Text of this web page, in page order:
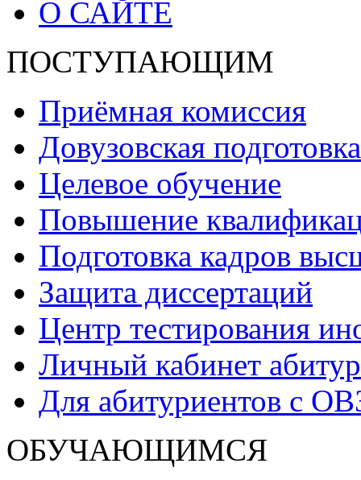
О САЙТЕ
ПОСТУПАЮЩИМ
Приёмная комиссия
Довузовская подготовка
Целевое обучение
Повышение
Подготовка кадров
Защита диссертаций
Центр тестирования
Личный кабинет
Для абитуриентов с
ОБУЧАЮЩИМСЯ